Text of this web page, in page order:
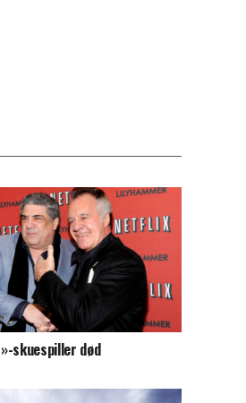
skuespiller død